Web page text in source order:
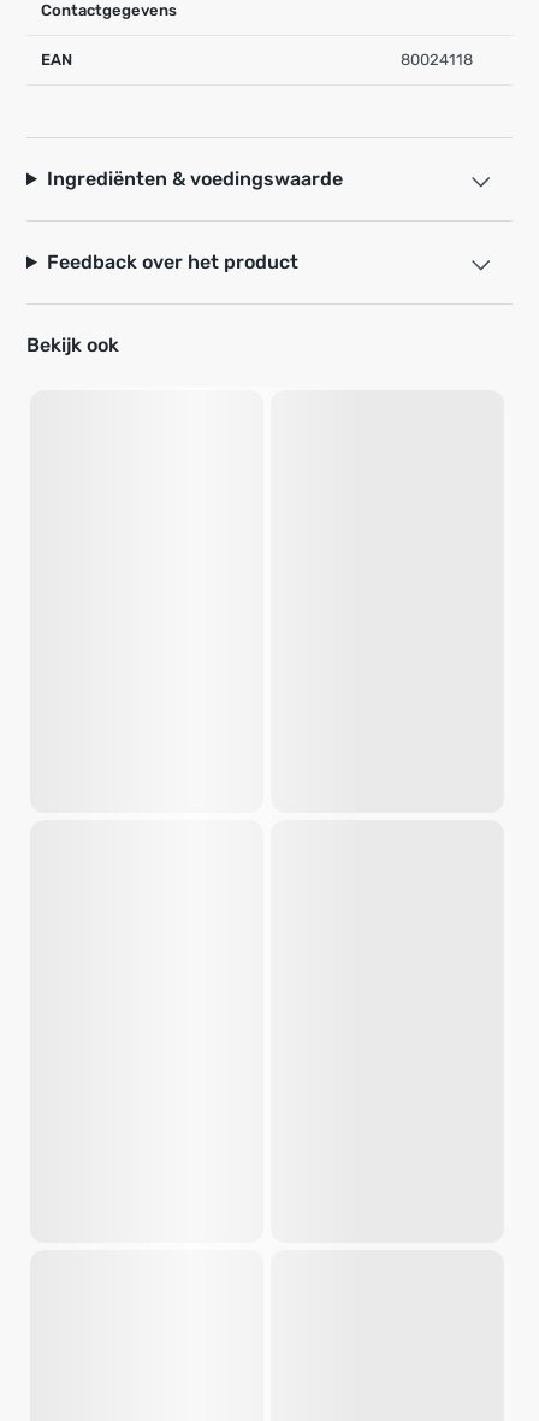
Contactgegevens
EAN 80024118
Ingrediënten & voedingswaarde
Feedback over het product
Bekijk ook